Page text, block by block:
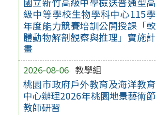
級中等學校生物學科中心115學
年度能力競賽培訓公開授課「軟
體動物解剖觀察與推理」實施計
畫
2026-08-06 教學組
桃園市政府戶外教育及海洋教育
中心辦理2026年桃園地景藝術節
教師研習